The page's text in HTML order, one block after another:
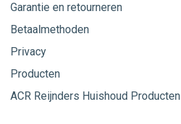
Garantie en retourneren
Betaalmethoden
Privacy
Producten
ACR Reijnders Huishoud Producten